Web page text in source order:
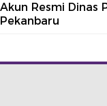
Akun Resmi Dinas
Pekanbaru